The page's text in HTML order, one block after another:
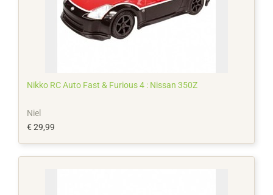
Nikko RC Auto Fast & Furious 4 : Nissan 350Z
Niel
€ 29,99